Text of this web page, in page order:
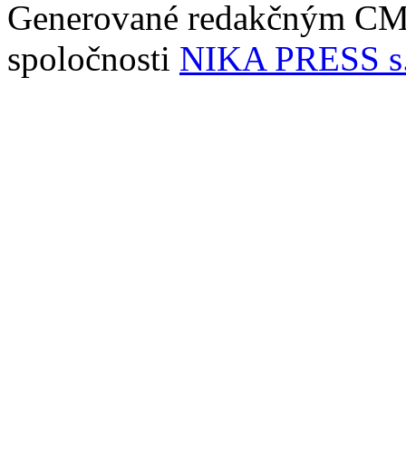
Generované redakčným
spoločnosti NIKA PRESS